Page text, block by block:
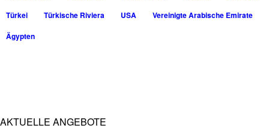
Türkei
Türkische Riviera USA
Vereinigte Arabische Emirate
Ägypten
AKTUELLE ANGEBOTE